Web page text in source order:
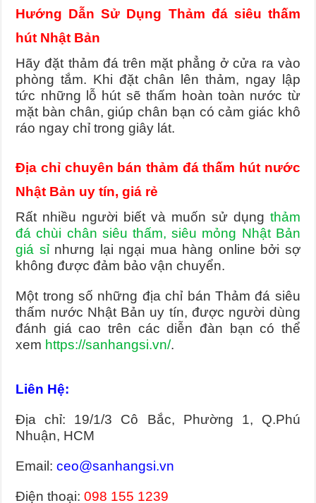
Hướng Dẫn Sử Dụng Thảm đá siêu thấm
hút Nhật Bản
Hãy đặt thảm đá trên mặt phẳng ở cửa ra vào
phòng tắm. Khi đặt chân lên thảm, ngay lập
tức những lỗ hút sẽ thấm hoàn toàn nước từ
mặt bàn chân, giúp chân bạn có cảm giác khô
ráo ngay chỉ trong giây lát.
Địa chỉ chuyên bán thảm đá thấm hút nước
Nhật Bản uy tín, giá rẻ
Rất nhiều người biết và muốn sử dụng thảm
đá chùi chân siêu thấm, siêu mỏng Nhật Bản
giá sỉnhưng lại ngại mua hàng online bởi sợ
không được đảm bảo vận chuyển.
Một trong số những địa chỉ bán Thảm đá siêu
thấm nước Nhật Bản uy tín, được người dùng
đánh giá cao trên các diễn đàn bạn có thể
xem https://sanhangsi.vn/.
Liên Hệ:
Địa chỉ: 19/1/3 Cô Bắc, Phường 1, Q.Phú
Nhuận, HCM
Email:ceo@sanhangsi.vn
Điện thoại:098 155 1239